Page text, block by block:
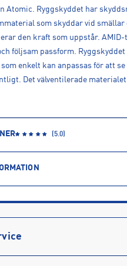
Atomic. Ryggskyddet har
som skyddar vid smällar
den kraft som uppstår.
följsam passform.
enkelt kan anpassas för att
Det välventilerade
(5.0)
1602788
produktnummer: AN5205052+
160278801-Concrete/